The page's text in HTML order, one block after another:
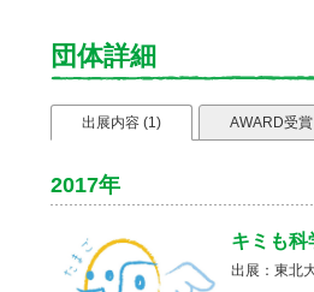
団体詳細
出展内容 (1) AWARD受
2017年
キミも科
出展：東北